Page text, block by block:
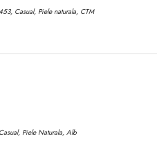
Casual, Piele naturala, CTM
Piele Naturala, Alb